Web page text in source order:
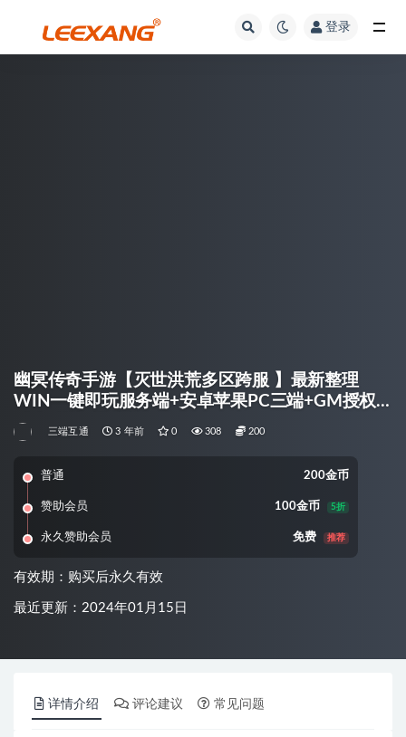
登录
幽冥传奇手游【灭世洪荒多区跨服 】最新整理
WIN一键即玩服务端+安卓苹果PC三端+GM授权
后台+详细搭建教程
三端互通 3 年前 0 308 200
普通 200金币
赞助会员 100金币 5折
永久赞助会员 免费 推荐
有效期：购买后永久有效
最近更新：2024年01月15日
详情介绍 评论建议 常见问题